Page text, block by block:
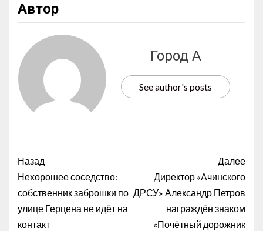
Автор
Город А
See author's posts
Назад
Нехорошее соседство:
собственник заброшки по
улице Герцена не идёт на
контакт
Далее
Директор «Ачинского
ДРСУ» Александр Петров
награждён знаком
«Почётный дорожник